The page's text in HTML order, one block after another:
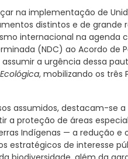
na implementação de
distintos e de
internacional na agenda
(NDC) ao Acordo de
a urgência dessa
, mobilizando os três
assumidos, destacam-se
a proteção de áreas
Indígenas — a redução
estratégicos de interesse